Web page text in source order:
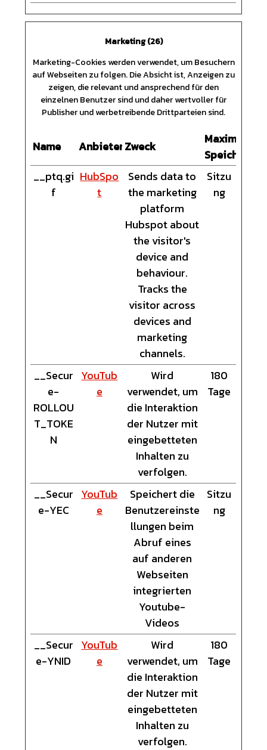
Marketing (26)
Marketing-Cookies werden verwendet, um Besuchern
auf Webseiten zu folgen. Die Absicht ist, Anzeigen zu
zeigen, die relevant und ansprechend für den
einzelnen Benutzer sind und daher wertvoller für
Publisher und werbetreibende Drittparteien sind.
Name AnbieterZweck
Maximale
__ptq.gi
f
HubSpo
t
Sends data to
the marketing
platform
Hubspot about
the visitor's
device and
behaviour.
Tracks the
visitor across
devices and
marketing
channels.
Sitzu
ng
__Secur
e-
ROLLOU
T_TOKE
N
YouTub
e
Wird
verwendet, um
die Interaktion
der Nutzer mit
eingebetteten
Inhalten zu
verfolgen.
180
Tage
__Secur
e-YEC
YouTub
e
Speichert die
Benutzereinste
llungen beim
Abruf eines
auf anderen
Webseiten
integrierten
Youtube-
Videos
Sitzu
ng
__Secur
e-YNID
YouTub
e
Wird
verwendet, um
die Interaktion
der Nutzer mit
eingebetteten
Inhalten zu
verfolgen.
180
Tage